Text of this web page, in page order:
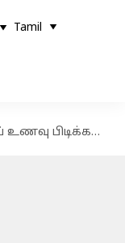
Tamil
என சமையல்காரரை துப்பாக்கியால் சுட்ட மர்ம நபர்கள்!